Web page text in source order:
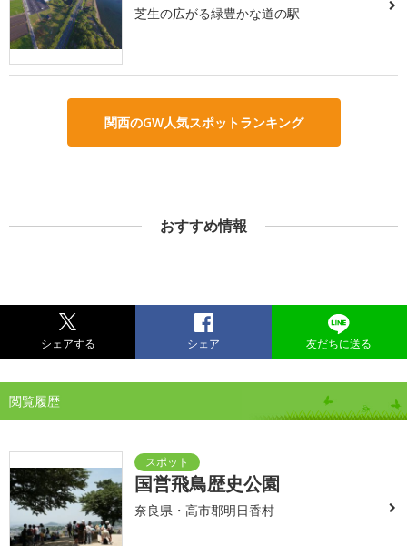
芝生の広がる緑豊かな道の駅
関西のGW人気スポットランキング
おすすめ情報
シェアする シェア 友だちに送る
閲覧履歴
国営飛鳥歴史公園
奈良県・高市郡明日香村